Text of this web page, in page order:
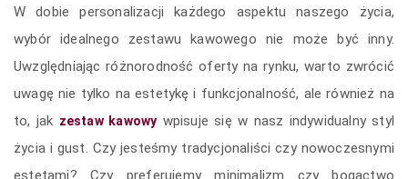
W dobie personalizacji każdego aspektu naszego życia,
wybór idealnego zestawu kawowego nie może być inny.
Uwzględniając różnorodność oferty na rynku, warto zwrócić
uwagę nie tylko na estetykę i funkcjonalność, ale również na
to, jak zestaw kawowy wpisuje się w nasz indywidualny styl
życia i gust. Czy jesteśmy tradycjonaliści czy nowoczesnymi
estetami? Czy preferujemy minimalizm czy bogactwo